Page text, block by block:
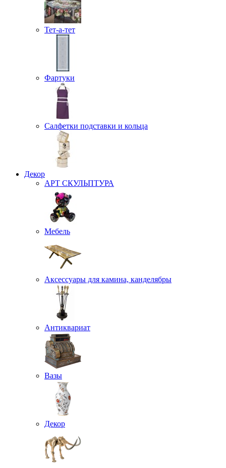
Тет-а-тет
Фартуки
Салфетки подставки и кольца
Декор
АРТ СКУЛЬПТУРА
Мебель
Аксессуары для камина, канделябры
Антиквариат
Вазы
Декор